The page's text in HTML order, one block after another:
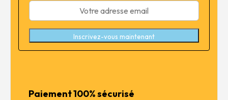
Inscrivez-vous maintenant
Paiement 100% sécurisé